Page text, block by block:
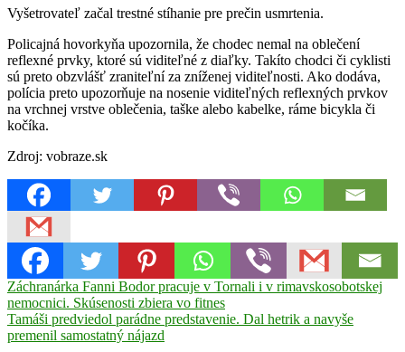
Vyšetrovateľ začal trestné stíhanie pre prečin usmrtenia.
Policajná hovorkyňa upozornila, že chodec nemal na oblečení
reflexné prvky, ktoré sú viditeľné z diaľky. Takíto chodci či cyklisti
sú preto obzvlášť zraniteľní za zníženej viditeľnosti. Ako dodáva,
polícia preto upozorňuje na nosenie viditeľných reflexných prvkov
na vrchnej vrstve oblečenia, taške alebo kabelke, ráme bicykla či
kočíka.
Zdroj: vobraze.sk
chodecnehodapolíciatragédiaŽíp
Navigácia
v
článku
Previous
Post:
Záchranárka Fanni Bodor pracuje v Tornali i v rimavskosobotskej
nemocnici. Skúsenosti zbiera vo fitnes
Next
Post:
Tamáši predviedol parádne predstavenie. Dal hetrik a navyše
premenil samostatný nájazd